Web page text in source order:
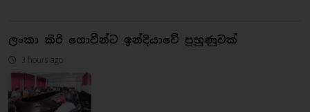
ලංකා කිරි ගොවීන්ට ඉන්දියාවේ පුහුණුවක්
3 hours ago